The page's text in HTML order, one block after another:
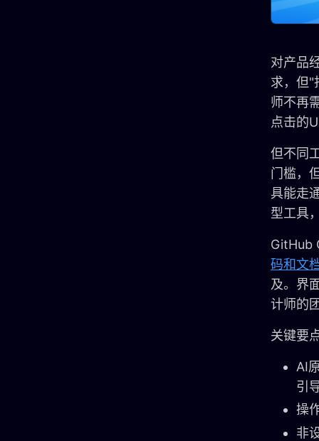
对产品
求，但"
师不再
点击的
但不同
门槛，
具能走
型工具
GitHub
码和文
及。界
计师的
关键要
AI
引
操
非